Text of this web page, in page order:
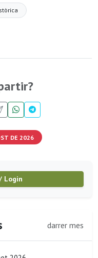
DE 2026
Login
darrer mes